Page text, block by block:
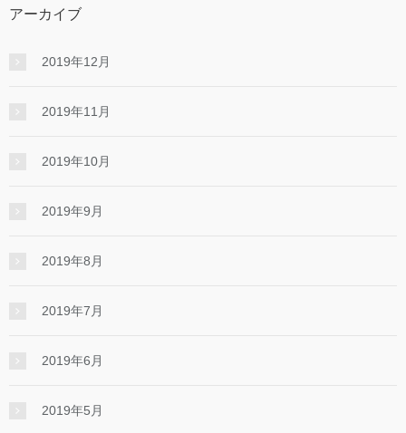
アーカイブ
2019年12月
2019年11月
2019年10月
2019年9月
2019年8月
2019年7月
2019年6月
2019年5月